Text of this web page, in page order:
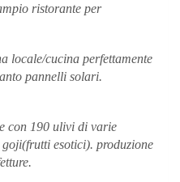
ristorante per
locale/cucina perfettamente
pannelli solari.
con 190 ulivi di varie
esotici). produzione